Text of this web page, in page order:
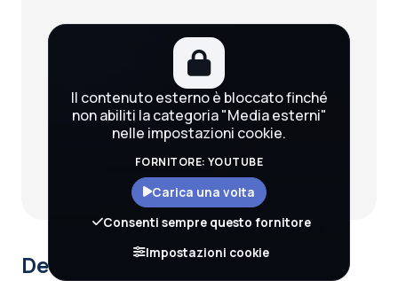
Il contenuto esterno è bloccato finché
non abiliti la categoria "Media esterni"
nelle impostazioni cookie.
FORNITORE: YOUTUBE
Carica una volta
Consenti sempre questo fornitore
Impostazioni cookie
Descrizione del corso